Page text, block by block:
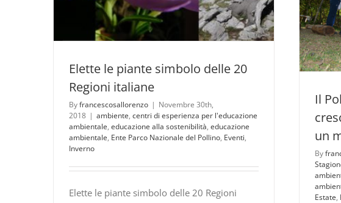
Elette le piante simbolo delle 20
Regioni italiane
Byfrancescosallorenzo | Novembre 30th,
2018 | ambiente, centri di esperienza per l'educazione
ambientale, educazione alla sostenibilità, educazione
ambientale, Ente Parco Nazionale del Pollino, Eventi,
Inverno
Elette le piante simbolo delle 20 Regioni
Il
un
By
Estate,